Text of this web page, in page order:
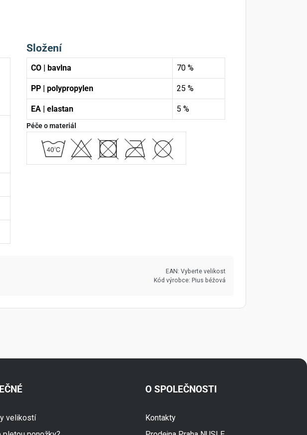
Složení
CO | bavlna 70 %
PP | polypropylen 25 %
EA | elastan 5 %
Péče o materiál
EAN: Vyberte velikost
Kód výrobce: Pius béžová
velikostí
O SPOLEČNOSTI
Kontakty